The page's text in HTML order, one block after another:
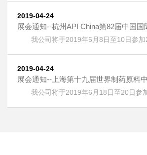
sodium dihydrate [61438-64-0] 又名：克
兽药，用作抗寄生虫药物。 按照《欧洲药
HPLC：≥99.5%，单一杂质：＜0.2%； 淡
度：＜GY4； 水分：±5%。
2019-04-24
展会通知--杭州API China第82届中国国
间体／包材／设备交易会
我公司将于2019年5月8日至10日参加
世纪城奔竞大道353号，展位号：1DQ17。 热烈欢迎广大
户朋友光临本公司展位！
2019-04-24
展会通知--上海第十九届世界制药原料
我公司将于2019年6月18日至20日参加
展，地址：上海新国际博览中心(浦东)，